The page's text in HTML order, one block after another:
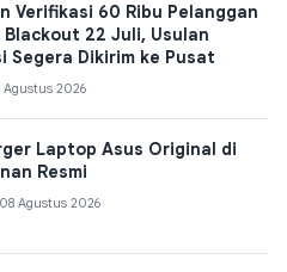
Verifikasi 60 Ribu Pelanggan
Blackout 22 Juli, Usulan
Segera Dikirim ke Pusat
Agustus 2026
Laptop Asus Original di
Resmi
08 Agustus 2026